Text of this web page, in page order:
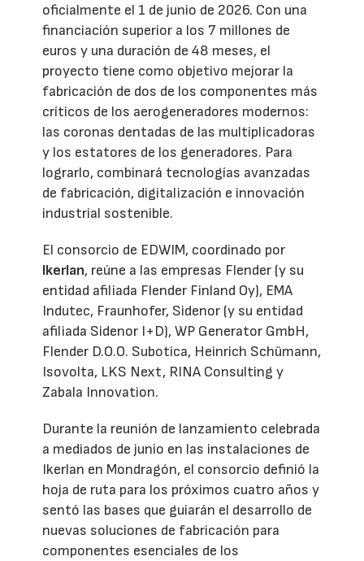
oficialmente el 1 de junio de 2026. Con una
financiación superior a los 7 millones de
euros y una duración de 48 meses, el
proyecto tiene como objetivo mejorar la
fabricación de dos de los componentes más
críticos de los aerogeneradores modernos:
las coronas dentadas de las multiplicadoras
y los estatores de los generadores. Para
lograrlo, combinará tecnologías avanzadas
de fabricación, digitalización e innovación
industrial sostenible.
El consorcio de EDWIM, coordinado por
Ikerlan, reúne a las empresas Flender (y su
entidad afiliada Flender Finland Oy), EMA
Indutec, Fraunhofer, Sidenor (y su entidad
afiliada Sidenor I+D), WP Generator GmbH,
Flender D.O.O. Subotica, Heinrich Schümann,
Isovolta, LKS Next, RINA Consulting y
Zabala Innovation.
Durante la reunión de lanzamiento celebrada
a mediados de junio en las instalaciones de
Ikerlan en Mondragón, el consorcio definió la
hoja de ruta para los próximos cuatro años y
sentó las bases que guiarán el desarrollo de
nuevas soluciones de fabricación para
componentes esenciales de los